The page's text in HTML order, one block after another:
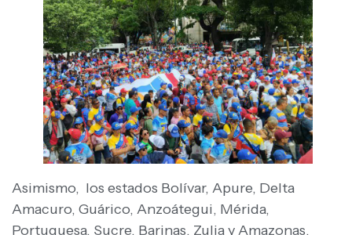
Asimismo, los estados Bolívar, Apure, Delta
Amacuro, Guárico, Anzoátegui, Mérida,
Portuguesa, Sucre, Barinas, Zulia y Amazonas,